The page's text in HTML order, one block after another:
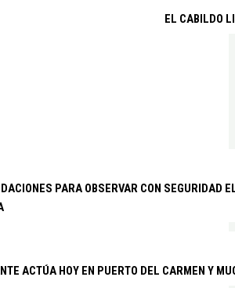
EL CABILDO
PARA OBSERVAR CON SEGURIDAD
ACTÚA HOY EN PUERTO DEL CARMEN Y